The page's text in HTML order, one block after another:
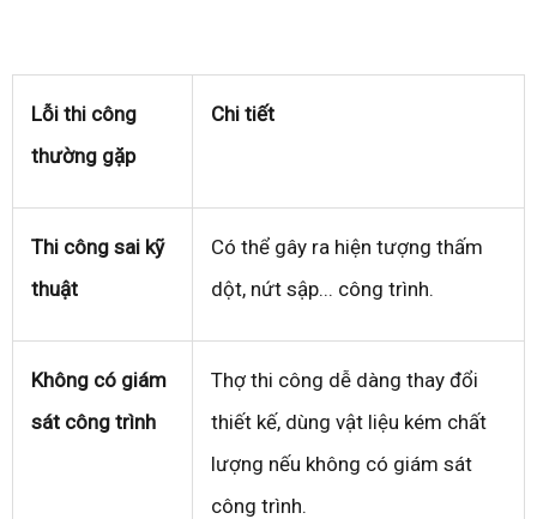
Lỗi thi công
thường gặp
Chi tiết
Thi công sai kỹ
thuật
Có thể gây ra hiện tượng thấm
dột, nứt sập... công trình.
Không có giám
sát công trình
Thợ thi công dễ dàng thay đổi
thiết kế, dùng vật liệu kém chất
lượng nếu không có giám sát
công trình.